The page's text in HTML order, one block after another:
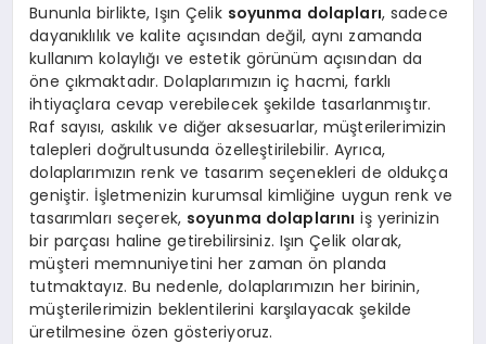
Bununla birlikte, Işın Çelik soyunma dolapları, sadece
dayanıklılık ve kalite açısından değil, aynı zamanda
kullanım kolaylığı ve estetik görünüm açısından da
öne çıkmaktadır. Dolaplarımızın iç hacmi, farklı
ihtiyaçlara cevap verebilecek şekilde tasarlanmıştır.
Raf sayısı, askılık ve diğer aksesuarlar, müşterilerimizin
talepleri doğrultusunda özelleştirilebilir. Ayrıca,
dolaplarımızın renk ve tasarım seçenekleri de oldukça
geniştir. İşletmenizin kurumsal kimliğine uygun renk ve
tasarımları seçerek, soyunma dolaplarını iş yerinizin
bir parçası haline getirebilirsiniz. Işın Çelik olarak,
müşteri memnuniyetini her zaman ön planda
tutmaktayız. Bu nedenle, dolaplarımızın her birinin,
müşterilerimizin beklentilerini karşılayacak şekilde
üretilmesine özen gösteriyoruz.